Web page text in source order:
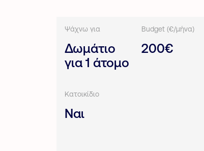
Ψάχνω για
Δωμάτιο
για 1 άτομο
Budget (€/μήνα)
200€
Κατοικίδιο
Ναι